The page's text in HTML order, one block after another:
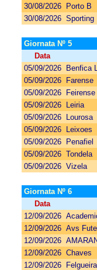
30/08/2026
Porto B
30/08/2026 Sporting
Giornata Nº 5
Data
05/09/2026
Benfica
05/09/2026
Farense
05/09/2026
Feirense
05/09/2026
Leiria
05/09/2026
Lourosa
05/09/2026
Leixoes
05/09/2026
Penafiel
05/09/2026 Tondela
05/09/2026 Vizela
Giornata Nº 6
Data
12/09/2026
12/09/2026 Avs
12/09/2026
12/09/2026 Chaves
12/09/2026